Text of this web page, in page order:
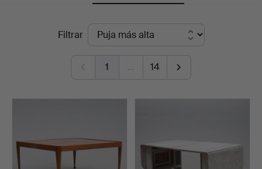
Andersson
Jönköping
Filtrar
1 … 14